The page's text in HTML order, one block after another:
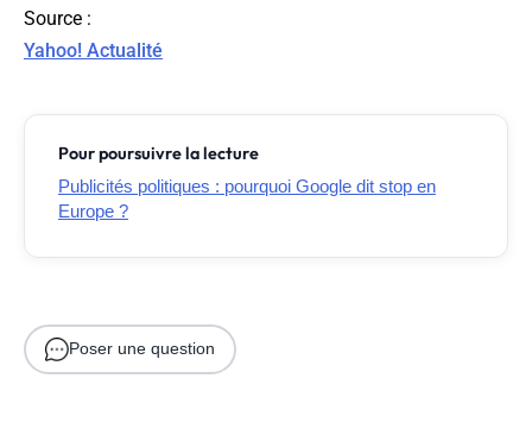
Source :
Yahoo! Actualité
Pour poursuivre la lecture
Publicités politiques : pourquoi Google dit stop en
Europe ?
Poser une question